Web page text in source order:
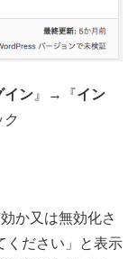
イン 』→『イン
ク
か又は無効化さ
ください」と表示